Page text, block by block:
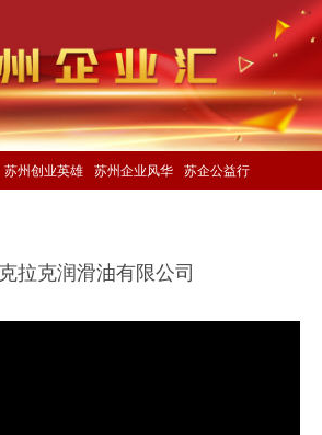
苏州创业英雄 苏州企业风华 苏企公益行
拉克润滑油有限公司